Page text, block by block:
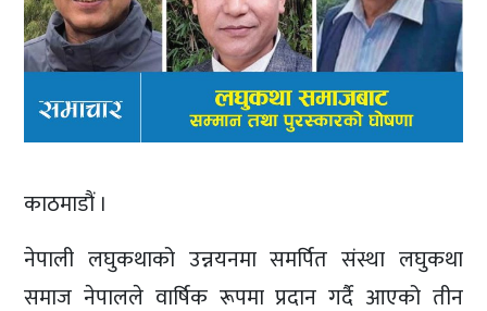
काठमाडौं ।
नेपाली लघुकथाको उन्नयनमा समर्पित संस्था लघुकथा
समाज नेपालले वार्षिक रूपमा प्रदान गर्दै आएको तीन